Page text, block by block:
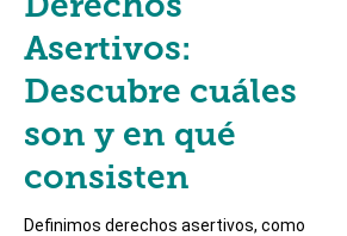
Derechos
Asertivos:
Descubre cuáles
son y en qué
consisten
Definimos derechos asertivos, como